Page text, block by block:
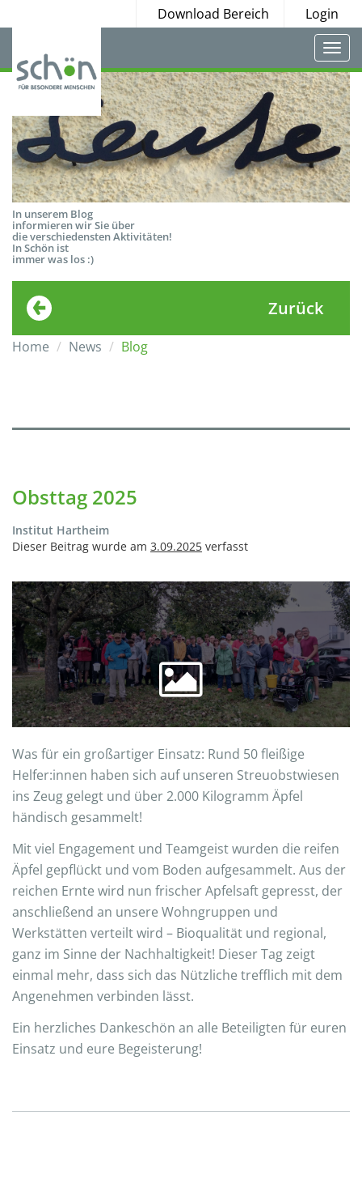
Download Bereich Login
In unserem Blog
informieren wir Sie über
die verschiedensten Aktivitäten!
In Schön ist
immer was los :)
Zurück
Home News Blog
Obsttag 2025
Institut Hartheim
Dieser Beitrag wurde am 3.09.2025 verfasst
Was für ein großartiger Einsatz: Rund 50 fleißige
Helfer:innen haben sich auf unseren Streuobstwiesen
ins Zeug gelegt und über 2.000 Kilogramm Äpfel
händisch gesammelt!
Mit viel Engagement und Teamgeist wurden die reifen
Äpfel gepflückt und vom Boden aufgesammelt. Aus der
reichen Ernte wird nun frischer Apfelsaft gepresst, der
anschließend an unsere Wohngruppen und
Werkstätten verteilt wird – Bioqualität und regional,
ganz im Sinne der Nachhaltigkeit! Dieser Tag zeigt
einmal mehr, dass sich das Nützliche trefflich mit dem
Angenehmen verbinden lässt.
Ein herzliches Dankeschön an alle Beteiligten für euren
Einsatz und eure Begeisterung!